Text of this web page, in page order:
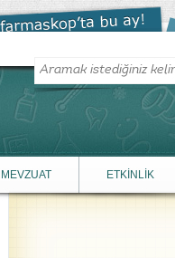
MEVZUAT ETKİNLİK